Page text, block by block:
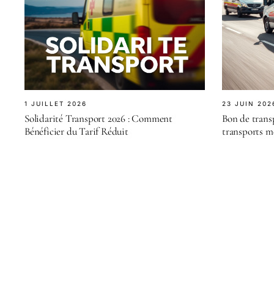
1 JUILLET 2026
Solidarité Transport 2026 : Comment
Bénéficier du Tarif Réduit
23 JUIN
Bon de
transports